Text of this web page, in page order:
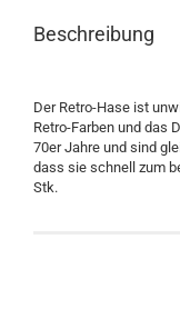
Beschreibung
Der Retro-Hase ist
Retro-Farben und das
70er Jahre und sind
dass sie schnell zum
Stk.